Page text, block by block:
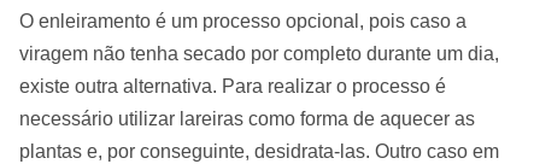
O enleiramento é um processo opcional, pois caso a
viragem não tenha secado por completo durante um dia,
existe outra alternativa. Para realizar o processo é
necessário utilizar lareiras como forma de aquecer as
plantas e, por conseguinte, desidrata-las. Outro caso em